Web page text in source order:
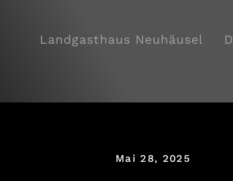
Landgasthaus Neuhäusel
Mai 28, 2025